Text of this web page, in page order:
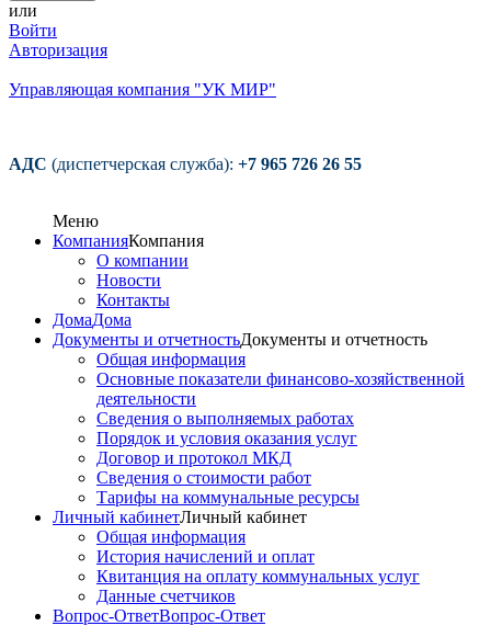
или
Войти
Авторизация
Управляющая компания "УК МИР"
АДС (диспетчерская служба): +7 965 726 26 55
Меню
КомпанияКомпания
О компании
Новости
Контакты
ДомаДома
Документы и отчетностьДокументы и отчетность
Общая информация
Основные показатели финансово-хозяйственной
деятельности
Сведения о выполняемых работах
Порядок и условия оказания услуг
Договор и протокол МКД
Сведения о стоимости работ
Тарифы на коммунальные ресурсы
Личный кабинетЛичный кабинет
Общая информация
История начислений и оплат
Квитанция на оплату коммунальных услуг
Данные счетчиков
Вопрос-ОтветВопрос-Ответ